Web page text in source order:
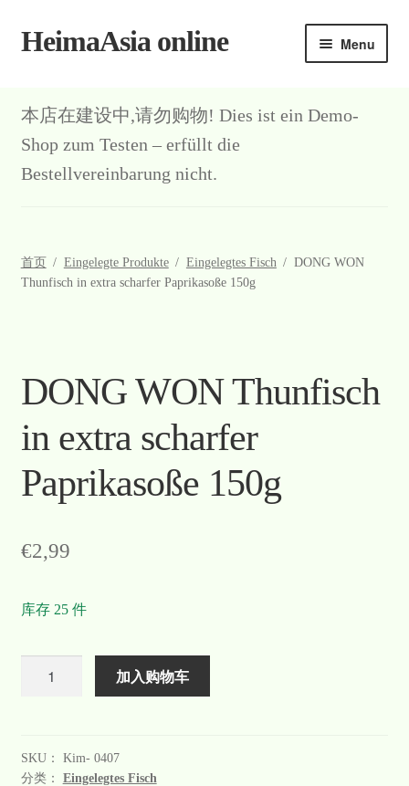
Skip
Skip
HeimaAsia online Menu
About
AGB
Datenschutz
Mein Konto
Warenkorb
Welcome
联系
本店在建设中,请勿购物! Dies ist ein Demo-
Shop zum Testen – erfüllt die
Bestellvereinbarung nicht.
首页 / Eingelegte Produkte / Eingelegtes Fisch / DONG WON
Thunfisch in extra scharfer Paprikasoße 150g
DONG WON Thunfisch
in extra scharfer
Paprikasoße 150g
€2,99
库存 25 件
加入购物车
SKU： Kim- 0407
分类： Eingelegtes Fisch